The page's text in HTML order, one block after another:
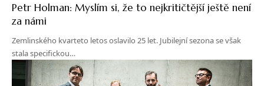
Petr Holman: Myslím si, že to nejkritičtější ještě není
za námi
Zemlinského kvarteto letos oslavilo 25 let. Jubilejní sezona se však
stala specifickou…